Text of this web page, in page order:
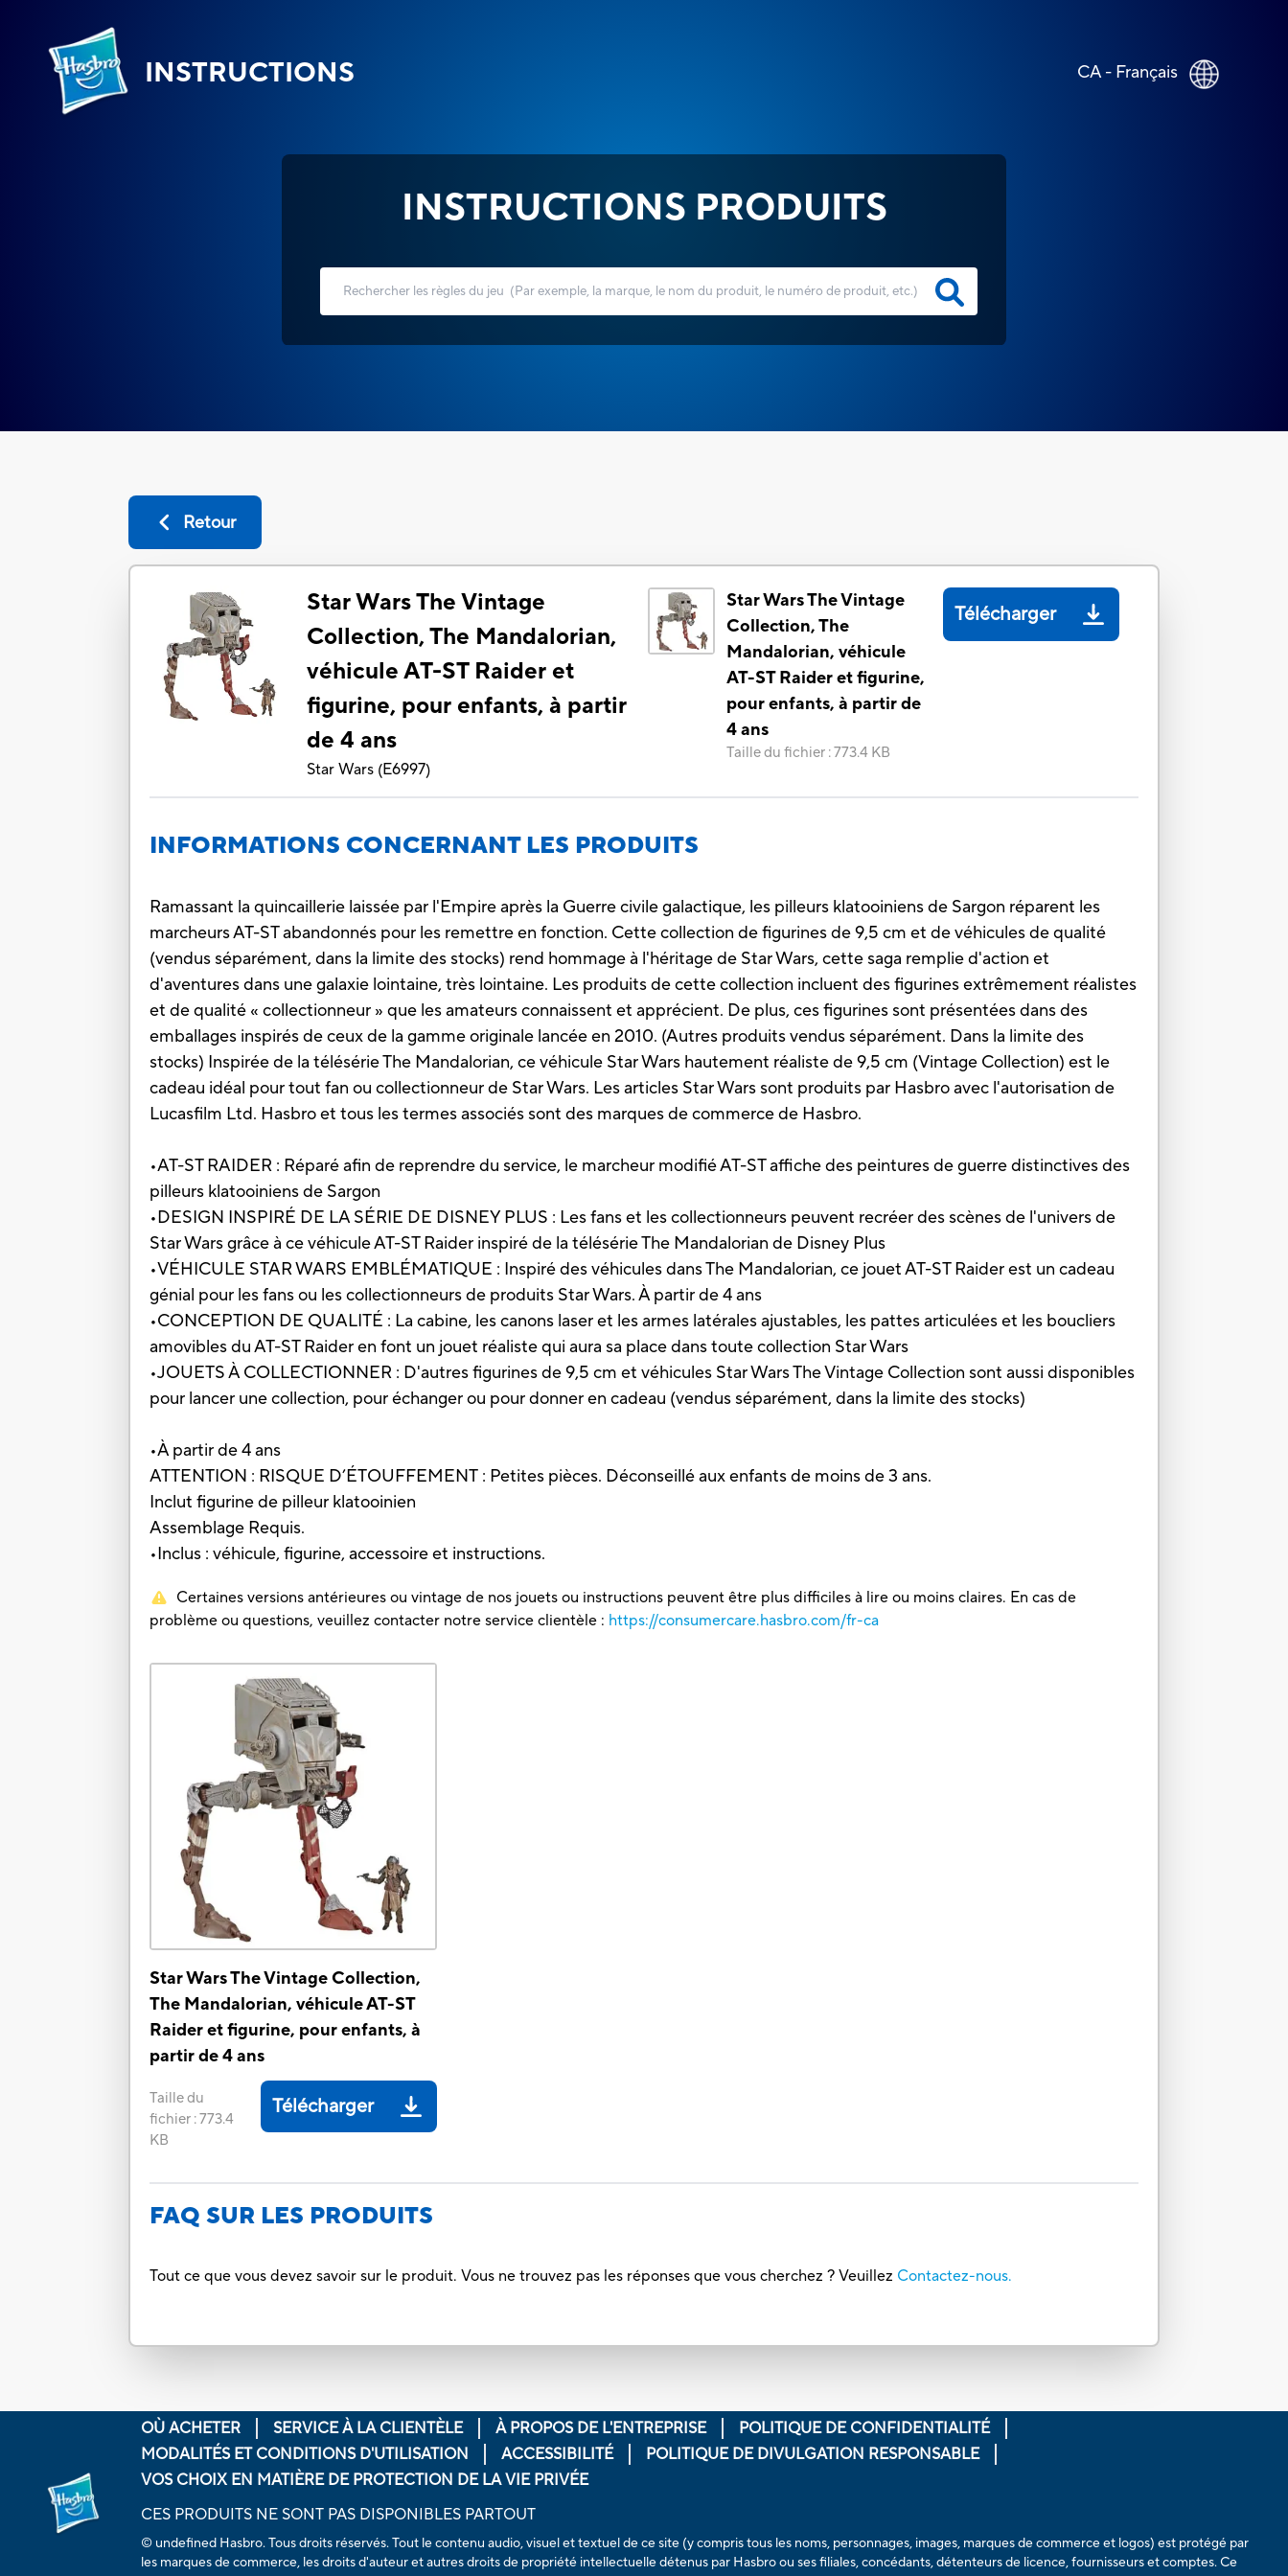
INSTRUCTIONS CA - Français
INSTRUCTIONS PRODUITS
Retour
Star Wars The Vintage
Collection, The Mandalorian,
véhicule AT-ST Raider et
figurine, pour enfants, à partir
de 4 ans
Star Wars (E6997)
Star Wars The Vintage
Collection, The
Mandalorian, véhicule
AT-ST Raider et figurine,
pour enfants, à partir de
4 ans
Taille du fichier :773.4 KB
Télécharger
INFORMATIONS CONCERNANT LES PRODUITS
Ramassant la quincaillerie laissée par l'Empire après la Guerre civile galactique, les pilleurs klatooiniens de Sargon réparent les
marcheurs AT-ST abandonnés pour les remettre en fonction. Cette collection de figurines de 9,5 cm et de véhicules de qualité
(vendus séparément, dans la limite des stocks) rend hommage à l'héritage de Star Wars, cette saga remplie d'action et
d'aventures dans une galaxie lointaine, très lointaine. Les produits de cette collection incluent des figurines extrêmement réalistes
et de qualité « collectionneur » que les amateurs connaissent et apprécient. De plus, ces figurines sont présentées dans des
emballages inspirés de ceux de la gamme originale lancée en 2010. (Autres produits vendus séparément. Dans la limite des
stocks) Inspirée de la télésérie The Mandalorian, ce véhicule Star Wars hautement réaliste de 9,5 cm (Vintage Collection) est le
cadeau idéal pour tout fan ou collectionneur de Star Wars. Les articles Star Wars sont produits par Hasbro avec l'autorisation de
Lucasfilm Ltd. Hasbro et tous les termes associés sont des marques de commerce de Hasbro.
•AT-ST RAIDER : Réparé afin de reprendre du service, le marcheur modifié AT-ST affiche des peintures de guerre distinctives des
pilleurs klatooiniens de Sargon
•DESIGN INSPIRÉ DE LA SÉRIE DE DISNEY PLUS : Les fans et les collectionneurs peuvent recréer des scènes de l'univers de
Star Wars grâce à ce véhicule AT-ST Raider inspiré de la télésérie The Mandalorian de Disney Plus
•VÉHICULE STAR WARS EMBLÉMATIQUE : Inspiré des véhicules dans The Mandalorian, ce jouet AT-ST Raider est un cadeau
génial pour les fans ou les collectionneurs de produits Star Wars. À partir de 4 ans
•CONCEPTION DE QUALITÉ : La cabine, les canons laser et les armes latérales ajustables, les pattes articulées et les boucliers
amovibles du AT-ST Raider en font un jouet réaliste qui aura sa place dans toute collection Star Wars
•JOUETS À COLLECTIONNER : D'autres figurines de 9,5 cm et véhicules Star Wars The Vintage Collection sont aussi disponibles
pour lancer une collection, pour échanger ou pour donner en cadeau (vendus séparément, dans la limite des stocks)
•À partir de 4 ans
ATTENTION : RISQUE D’ÉTOUFFEMENT : Petites pièces. Déconseillé aux enfants de moins de 3 ans.
Inclut figurine de pilleur klatooinien
Assemblage Requis.
•Inclus : véhicule, figurine, accessoire et instructions.
Certaines versions antérieures ou vintage de nos jouets ou instructions peuvent être plus difficiles à lire ou moins claires. En cas de
problème ou questions, veuillez contacter notre service clientèle : https://consumercare.hasbro.com/fr-ca
Star Wars The Vintage Collection,
The Mandalorian, véhicule AT-ST
Raider et figurine, pour enfants, à
partir de 4 ans
Taille du
fichier :773.4
KB
Télécharger
FAQ SUR LES PRODUITS
Tout ce que vous devez savoir sur le produit. Vous ne trouvez pas les réponses que vous cherchez ? Veuillez Contactez-nous.
OÙ ACHETER SERVICE À LA CLIENTÈLE À PROPOS DE L'ENTREPRISE
POLITIQUE DE CONFIDENTIALITÉ
MODALITÉS ET CONDITIONS D'UTILISATION
ACCESSIBILITÉ
POLITIQUE DE DIVULGATION RESPONSABLE
VOS CHOIX EN MATIÈRE DE PROTECTION DE LA VIE PRIVÉE
CES PRODUITS NE SONT PAS DISPONIBLES PARTOUT
© undefined Hasbro. Tous droits réservés. Tout le contenu audio, visuel et textuel de ce site (y compris tous les noms, personnages, images, marques de commerce et logos) est protégé par
les marques de commerce, les droits d'auteur et autres droits de propriété intellectuelle détenus par Hasbro ou ses filiales, concédants, détenteurs de licence, fournisseurs et comptes. Ce